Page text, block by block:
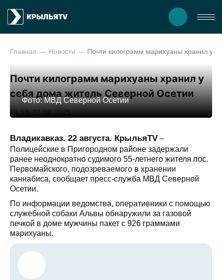
Главная Новости
Почти килограмм марихуаны хранил у
себя дома житель Северной Осетии
10:58 22.08.2025
Фото: МВД Северной Осетии
Владикавказ. 22 августа. КрыльяTV –
Полицейские в Пригородном районе задержали
ранее неоднократно судимого 55-летнего жителя пос.
Первомайского, подозреваемого в хранении
каннабиса, сообщает пресс-служба МВД Северной
Осетии.
По информации ведомства, оперативники с помощью
служебной собаки Альвы обнаружили за газовой
печкой в доме мужчины пакет с 926 граммами
марихуаны.